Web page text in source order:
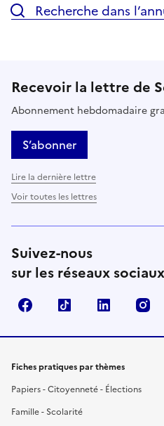
Recherche dans
Recevoir la lettre de
Abonnement hebdomadaire
S’abonner
Lire la dernière lettre
Voir toutes les lettres
Suivez-nous
sur les réseaux sociaux
FacebookTikTok LinkedIn
Fiches pratiques par thèmes
Papiers - Citoyenneté - Élections
Famille - Scolarité